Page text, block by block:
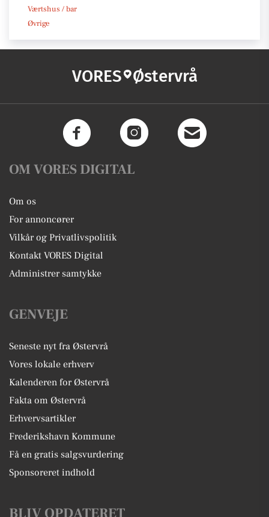
Værtshus / bar
Øvrige
VORES Østervrå
OM VORES DIGITAL
Om os
For annoncører
Vilkår og Privatlivspolitik
Kontakt VORES Digital
Administrer samtykke
GENVEJE
Seneste nyt fra Østervrå
Vores lokale erhverv
Kalenderen for Østervrå
Fakta om Østervrå
Erhvervsartikler
Frederikshavn Kommune
Få en gratis salgsvurdering
Sponsoreret indhold
BLIV OPDATERET